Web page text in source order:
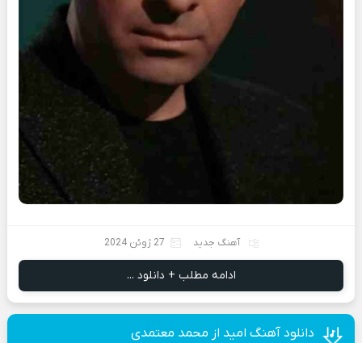
آهنگ جدید 27 ژوئن 2024
ادامه مطلب + دانلود ...
دانلود آهنگ امید از محمد معتمدی